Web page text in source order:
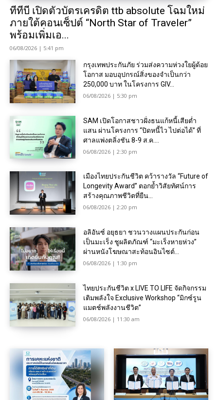
ทีทีบี เปิดตัวบัตรเครดิต ttb absolute โฉมใหม่
ภายใต้คอนเซ็ปต์ “North Star of Traveler”
พร้อมเพิ่มเอ...
06/08/2026 | 5:41 pm
กรุงเทพประกันภัย ร่วมส่งความห่วงใยผู้ด้อย
โอกาส มอบอุปกรณ์สิ่งของจำเป็นกว่า
250,000 บาท ในโครงการ GIV...
06/08/2026 | 5:30 pm
SAM เปิดโอกาสชาวฝั่งธนแก้หนี้เสียต่ำ
แสน ผ่านโครงการ “ปิดหนี้ไว ไปต่อได้” ที่
ศาลแพ่งตลิ่งชัน 8-9 ส.ค....
06/08/2026 | 2:30 pm
เมืองไทยประกันชีวิต คว้ารางวัล “Future of
Longevity Award” ตอกย้ำวิสัยทัศน์การ
สร้างคุณภาพชีวิตที่ยืน...
06/08/2026 | 2:20 pm
อลิอันซ์ อยุธยา ชวนวางแผนประกันก่อน
เป็นมะเร็ง ชูผลิตภัณฑ์ “มะเร็งหายห่วง”
ผ่านหนังโฆษณาสะท้อนอินไซต์...
06/08/2026 | 1:30 pm
ไทยประกันชีวิต x LIVE TO LIFE จัดกิจกรรม
เติมพลังใจ Exclusive Workshop “มิกซ์รูน
แมตช์พลังงานชีวิต”
06/08/2026 | 11:30 am